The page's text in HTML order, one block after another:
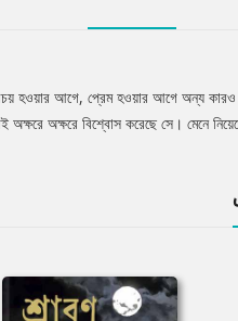
হওয়ার আগে, প্রেম হওয়ার আগে অন্য
অক্ষরে বিশ্বোস করেছে সে। মেনে